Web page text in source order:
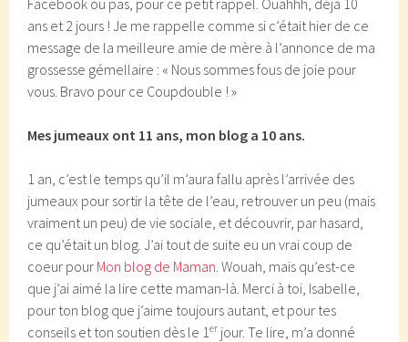
Facebook ou pas, pour ce petit rappel. Ouahhh, déjà 10
ans et 2 jours ! Je me rappelle comme si c’était hier de ce
message de la meilleure amie de mère à l’annonce de ma
grossesse gémellaire : « Nous sommes fous de joie pour
vous. Bravo pour ce Coupdouble ! »
Mes jumeaux ont 11 ans, mon blog a 10 ans.
1 an, c’est le temps qu’il m’aura fallu après l’arrivée des
jumeaux pour sortir la tête de l’eau, retrouver un peu (mais
vraiment un peu) de vie sociale, et découvrir, par hasard,
ce qu’était un blog. J’ai tout de suite eu un vrai coup de
coeur pour Mon blog de Maman. Wouah, mais qu’est-ce
que j’ai aimé la lire cette maman-là. Merci à toi, Isabelle,
pour ton blog que j’aime toujours autant, et pour tes
conseils et ton soutien dès le 1er jour. Te lire, m’a donné